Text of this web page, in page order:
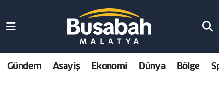
Gündem Asayiş Ekonomi Dünya Bölge
Asayiş
Ekonomi
Malatya Nöbetçi Eczaneler
Malatya Hava Durumu
Malatya Namaz Vakitleri